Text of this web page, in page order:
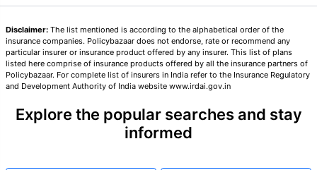
Disclaimer: The list mentioned is according to the alphabetical order of the
insurance companies. Policybazaar does not endorse, rate or recommend any
particular insurer or insurance product offered by any insurer. This list of plans
listed here comprise of insurance products offered by all the insurance partners of
Policybazaar. For complete list of insurers in India refer to the Insurance Regulatory
and Development Authority of India website www.irdai.gov.in
Explore the popular searches and stay
informed
আপনার পরিবারের সুরক্ষা মাত্র একটি পদক্ষেপ দূরে
সঠিক প্ল্যান বেছে নিন
*৪৩৪/মাস হল ১ কোটির টার্ম লাইফ ইন্স্যুরেন্সের শুরুর দাম — ধূমপান না করা, পূর্ব-বিদ্যমান কোনো রোগ নেই এমন ব্যক্তির জন্য, ৩৬
বছর বয়স পর্যন্ত কভার। *₹৬৩০/মাস হল ১ কোটির টার্ম লাইফ ইন্স্যুরেন্সের শুরুর দাম — ধূমপান না করা, পূর্ব-বিদ্যমান কোনো রোগ নেই
এমন ব্যক্তির জন্য, ৪৬ বছর বয়স পর্যন্ত কভার। *₹১,৩৭৬/মাস হল ১ কোটির টার্ম লাইফ ইন্স্যুরেন্সের শুরুর দাম — ধূমপান না করা,
পূর্ব-বিদ্যমান কোনো রোগ নেই এমন ব্যক্তির জন্য, ৫৬ বছর বয়স পর্যন্ত কভার।